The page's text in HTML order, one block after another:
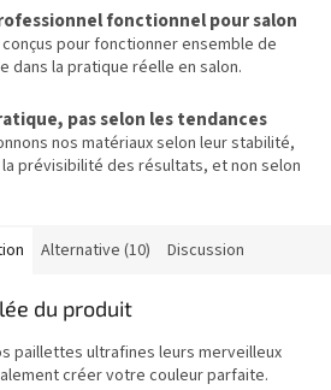
fonctionnel pour salon
pour fonctionner ensemble de
dans la pratique réelle en salon.
pas selon les tendances
nos matériaux selon leur stabilité,
prévisibilité des résultats, et non selon
Alternative (10) Discussion
du produit
paillettes ultrafines leurs merveilleux
créer votre couleur parfaite.